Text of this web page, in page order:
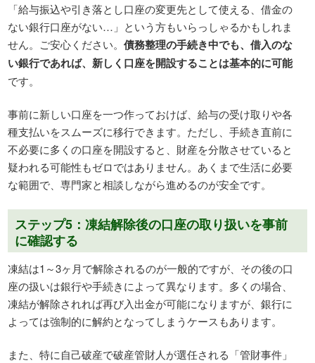
「給与振込や引き落とし口座の変更先として使える、借金の
ない銀行口座がない…」という方もいらっしゃるかもしれま
せん。ご安心ください。債務整理の手続き中でも、借入のな
い銀行であれば、新しく口座を開設することは基本的に可能
です。
事前に新しい口座を一つ作っておけば、給与の受け取りや各
種支払いをスムーズに移行できます。ただし、手続き直前に
不必要に多くの口座を開設すると、財産を分散させていると
疑われる可能性もゼロではありません。あくまで生活に必要
な範囲で、専門家と相談しながら進めるのが安全です。
ステップ5：凍結解除後の口座の取り扱いを事前
に確認する
凍結は1～3ヶ月で解除されるのが一般的ですが、その後の口
座の扱いは銀行や手続きによって異なります。多くの場合、
凍結が解除されれば再び入出金が可能になりますが、銀行に
よっては強制的に解約となってしまうケースもあります。
また、特に自己破産で破産管財人が選任される「管財事件」